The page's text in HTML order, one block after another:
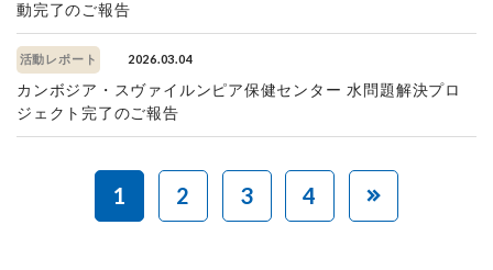
動完了のご報告
活動レポート 2026.03.04
カンボジア・スヴァイルンピア保健センター 水問題解決プロ
ジェクト完了のご報告
1 2 3 4